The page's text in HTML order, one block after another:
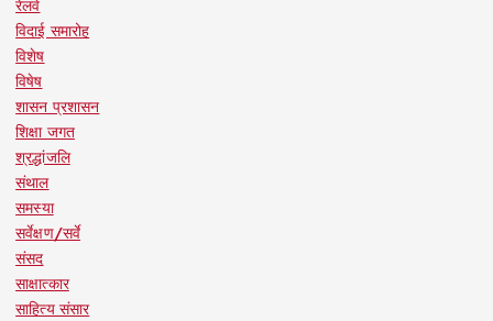
रेलवे
विदाई समारोह
विशेष
विषेष
शासन प्रशासन
शिक्षा जगत
श्रद्धांजलि
संथाल
समस्या
सर्वेक्षण/सर्वे
संसद
साक्षात्कार
साहित्य संसार